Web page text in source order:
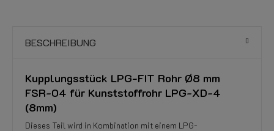
BESCHREIBUNG
Kupplungsstück LPG-FIT Rohr Ø8 mm
FSR-04 für Kunststoffrohr LPG-XD-4
(8mm)
Dieses Teil wird in Kombination mit einem LPG-